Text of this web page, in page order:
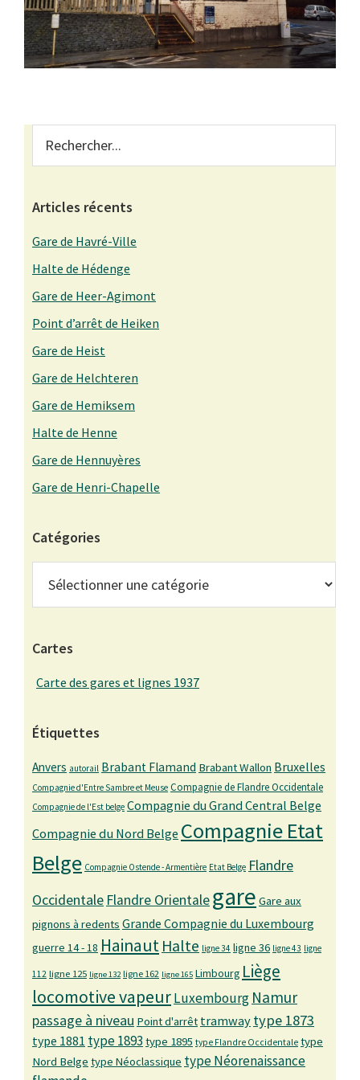
Primary
Sidebar
Articles récents
Gare de Havré-Ville
Halte de Hédenge
Gare de Heer-Agimont
Point d’arrêt de Heiken
Gare de Heist
Gare de Helchteren
Gare de Hemiksem
Halte de Henne
Gare de Hennuyères
Gare de Henri-Chapelle
Catégories
Cartes
Carte des gares et lignes 1937
Étiquettes
Anvers autorail Brabant Flamand Brabant Wallon Bruxelles
Compagnie d'Entre Sambre et Meuse Compagnie de Flandre Occidentale
Compagnie de l'Est belge Compagnie du Grand Central Belge
Compagnie du Nord Belge Compagnie Etat
Belge Compagnie Ostende - Armentière Etat Belge Flandre
Occidentale Flandre Orientalegare Gare aux
pignons à redents Grande Compagnie du Luxembourg
guerre 14 - 18 Hainaut Halte ligne 34 ligne 36 ligne 43 ligne
112 ligne 125 ligne 132 ligne 162 ligne 165 Limbourg Liège
locomotive vapeurLuxembourg Namur
passage à niveau Point d'arrêt tramway type 1873
type 1881 type 1893 type 1895 type Flandre Occidentale type
Nord Belge type Néoclassique type Néorenaissance